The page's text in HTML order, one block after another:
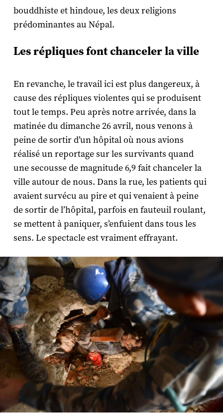
bouddhiste et hindoue, les deux religions
prédominantes au Népal.
Les répliques font chanceler la ville
En revanche, le travail ici est plus dangereux, à
cause des répliques violentes qui se produisent
tout le temps. Peu après notre arrivée, dans la
matinée du dimanche 26 avril, nous venons à
peine de sortir d’un hôpital où nous avions
réalisé un reportage sur les survivants quand
une secousse de magnitude 6,9 fait chanceler la
ville autour de nous. Dans la rue, les patients qui
avaient survécu au pire et qui venaient à peine
de sortir de l’hôpital, parfois en fauteuil roulant,
se mettent à paniquer, s’enfuient dans tous les
sens. Le spectacle est vraiment effrayant.